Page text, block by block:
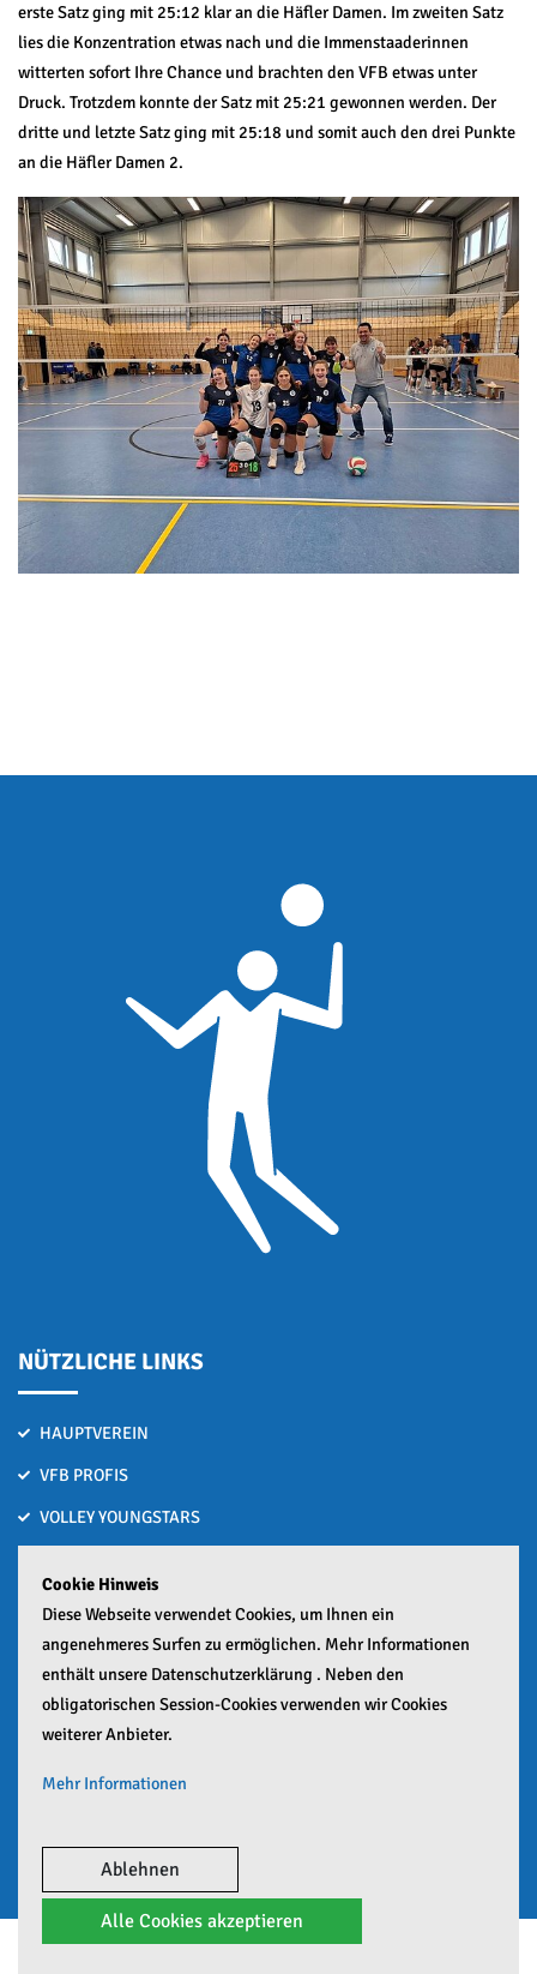
erste Satz ging mit 25:12 klar an die Häfler Damen. Im zweiten Satz
lies die Konzentration etwas nach und die Immenstaaderinnen
witterten sofort Ihre Chance und brachten den VFB etwas unter
Druck. Trotzdem konnte der Satz mit 25:21 gewonnen werden. Der
dritte und letzte Satz ging mit 25:18 und somit auch den drei Punkte
an die Häfler Damen 2.
NÜTZLICHE LINKS
HAUPTVEREIN
VFB PROFIS
VOLLEY YOUNGSTARS
Bronze nach Hitzeschlacht bei den Deutschen U15-Beachvolleyball
Meisterschaften
01. Juli 2026
Zwei Häfler lösen Ticket zur Deutschen Meisterschaft
25. Juni 2026
Cookie Hinweis
Diese Webseite verwendet Cookies, um Ihnen ein
angenehmeres Surfen zu ermöglichen. Mehr Informationen
enthält unsere Datenschutzerklärung . Neben den
obligatorischen Session-Cookies verwenden wir Cookies
weiterer Anbieter.
Mehr Informationen
Ablehnen
Alle Cookies akzeptieren